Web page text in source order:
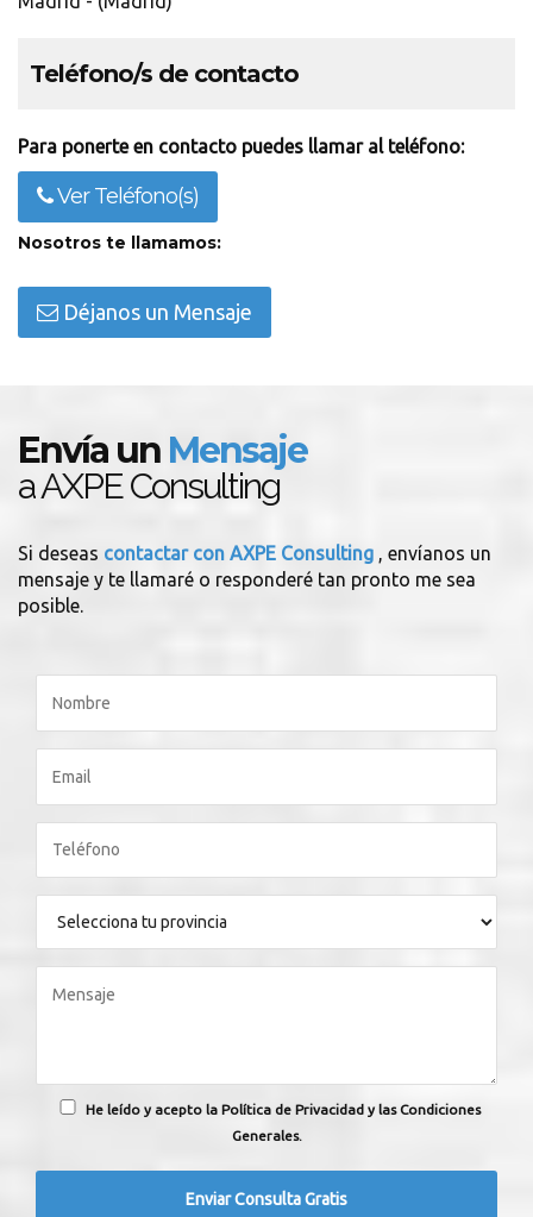
Teléfono/s de contacto
Para ponerte en contacto puedes llamar al teléfono:
Ver Teléfono(s)
Nosotros te llamamos:
Déjanos un Mensaje
Envía un Mensaje
a AXPE Consulting
Si deseas contactar con AXPE Consulting , envíanos un
mensaje y te llamaré o responderé tan pronto me sea
posible.
He leído y acepto la Política de Privacidad y las Condiciones
Generales.